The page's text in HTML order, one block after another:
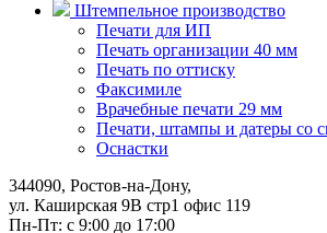
Штемпельное производство
Печати для ИП
Печать организации 40 мм
Печать по оттиску
Факсимиле
Врачебные печати 29 мм
Печати, штампы и датеры со
Оснастки
344090, Ростов-на-Дону,
ул. Каширская 9В стр1 офис 119
Пн-Пт: с 9:00 до 17:00